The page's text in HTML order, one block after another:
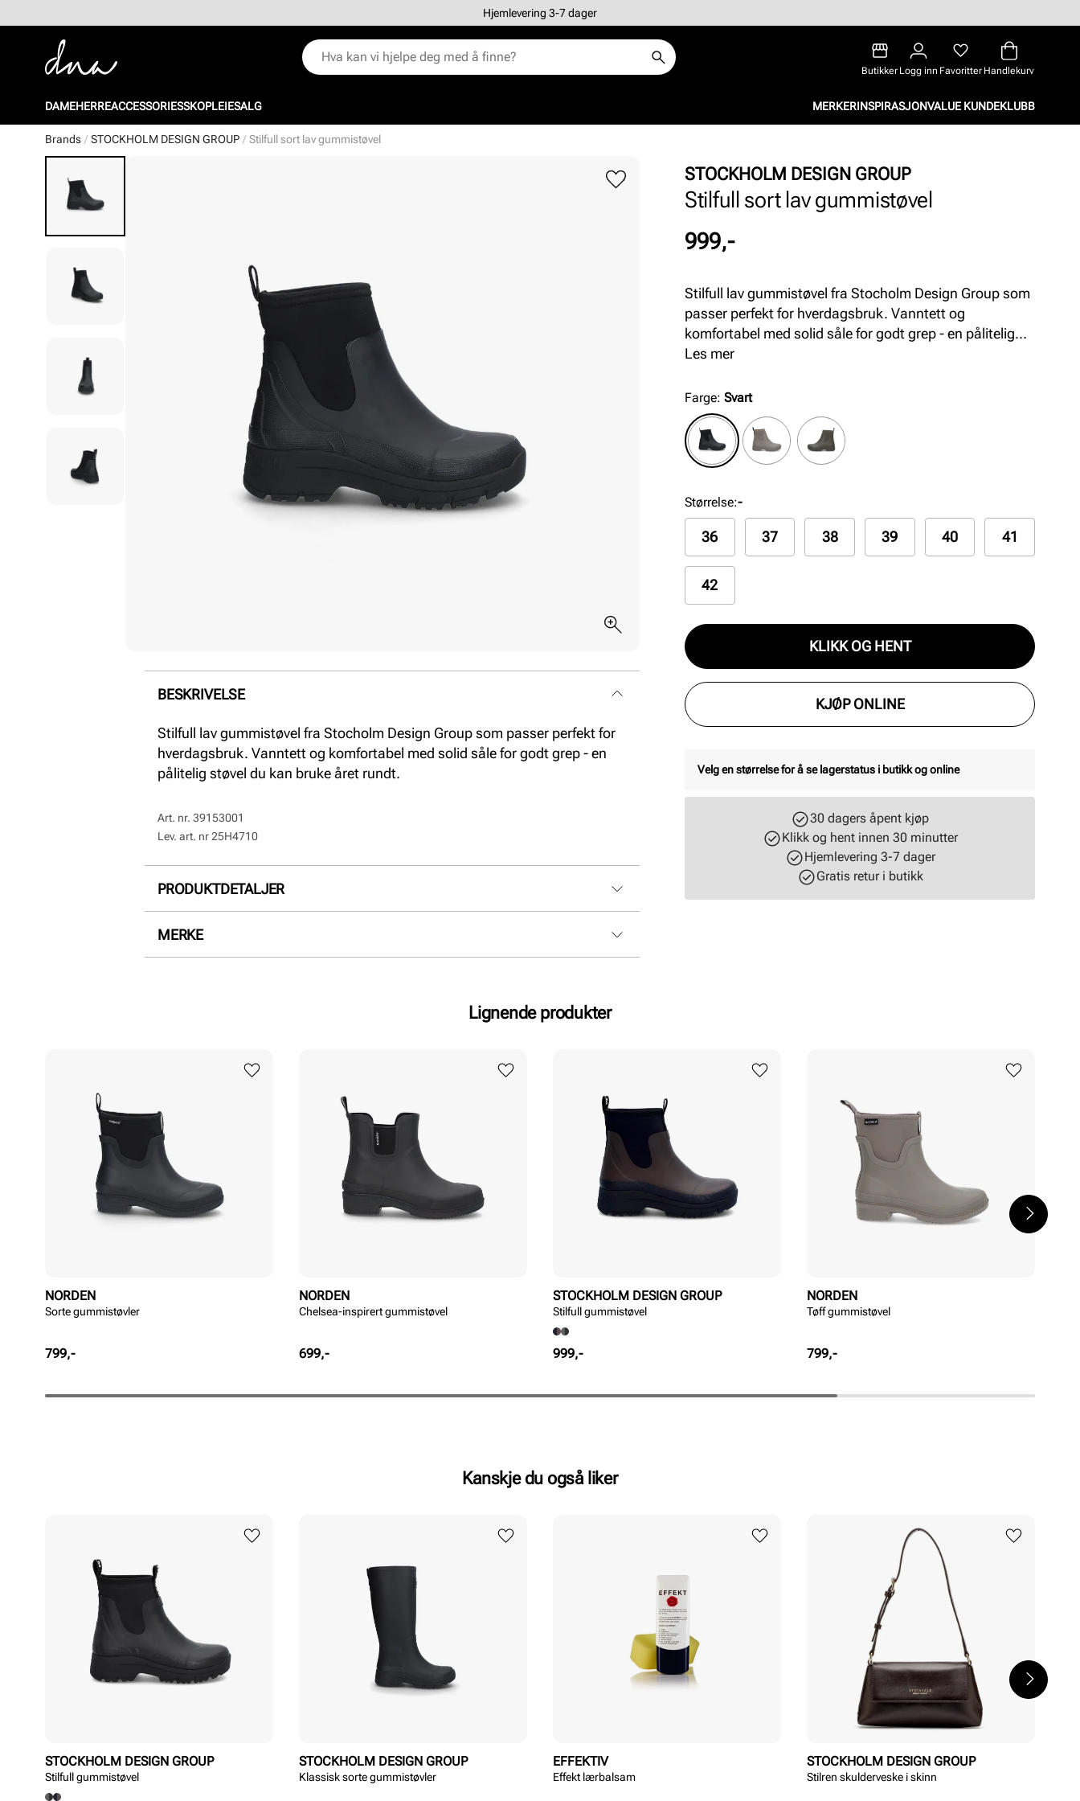
Hjemlevering 3-7 dager
Butikker Logg inn Favoritter Handlekurv
DAMEHERREACCESSORIESSKOPLEIESALG MERKERINSPIRASJONVALUE KUNDEKLUBB
Brands STOCKHOLM DESIGN GROUP Stilfull sort lav gummistøvel
BESKRIVELSE
Stilfull lav gummistøvel fra Stocholm Design Group som passer perfekt for
hverdagsbruk. Vanntett og komfortabel med solid såle for godt grep - en
pålitelig støvel du kan bruke året rundt.
Art. nr. 39153001
Lev. art. nr25H4710
PRODUKTDETALJER
Overdel:
MERKE
STOCKHOLM DESIGN GROUP
Stilfull sort lav gummistøvel
Pris
999,-
Stilfull lav gummistøvel fra Stocholm Design Group som
passer perfekt for hverdagsbruk. Vanntett og
komfortabel med solid såle for godt grep - en pålitelig
støvel du kan bruke året rundt.
Les mer
Farge: Svart
Størrelse:-
36 37 38 39 40 41
42
KLIKK OG HENT
KJØP ONLINE
Velg en størrelse for å se lagerstatus i butikk og online
30 dagers åpent kjøp
Klikk og hent innen 30 minutter
Hjemlevering 3-7 dager
Gratis retur i butikk
Lignende produkter
NORDEN
Sorte gummistøvler
Pris
799,-
NORDEN
Chelsea-inspirert gummistøvel
Pris
699,-
STOCKHOLM DESIGN GROUP
Stilfull gummistøvel
Pris
999,-
NORDEN
Tøff gummistøvel
Pris
799,-
Kanskje du også liker
STOCKHOLM DESIGN GROUP
Stilfull gummistøvel
STOCKHOLM DESIGN GROUP
Klassisk sorte gummistøvler
EFFEKTIV
Effekt lærbalsam
STOCKHOLM DESIGN GROUP
Stilren skulderveske i skinn